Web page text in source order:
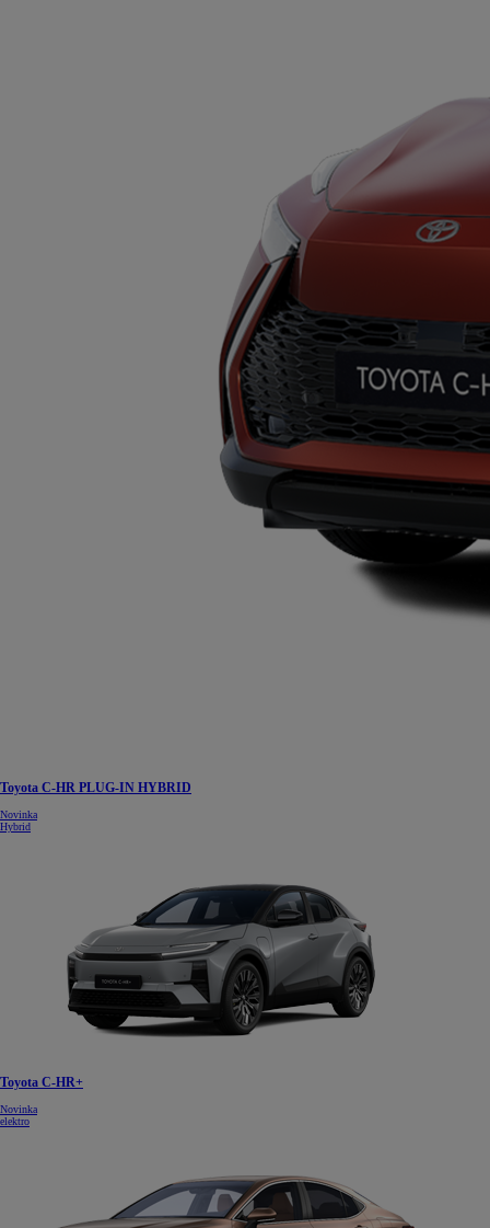
Toyota C-HR PLUG-IN HYBRID
Novinka
Hybrid
Toyota C-HR+
Novinka
elektro